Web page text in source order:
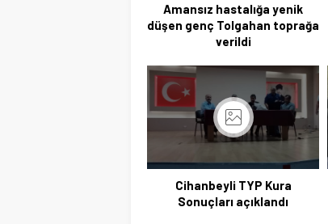
Amansız hastalığa yenik
düşen genç Tolgahan toprağa
verildi
Cihanbeyli TYP Kura
Sonuçları açıklandı